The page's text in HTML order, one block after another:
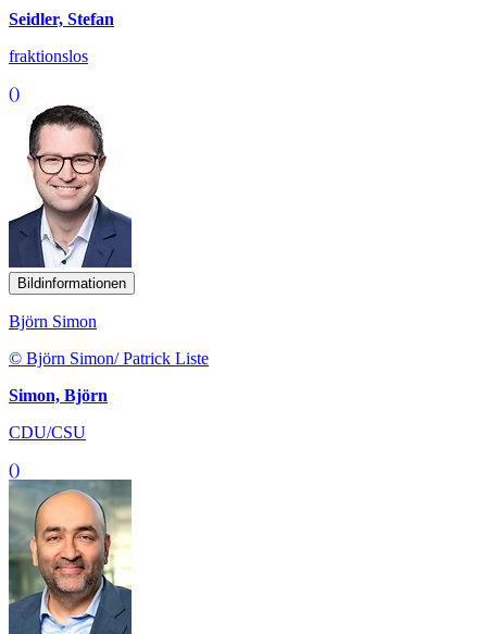
Seidler, Stefan
fraktionslos
()
Bildinformationen
Björn Simon
© Björn Simon/ Patrick Liste
Simon, Björn
CDU/CSU
()